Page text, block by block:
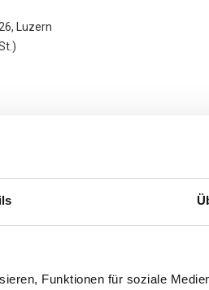
Funktionen für soziale
Luzern
Starnberger See, München